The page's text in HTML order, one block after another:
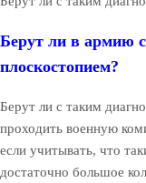
Берут ли в армию
плоскостопием?
Берут ли с таким
проходить военную
если учитывать, что
достаточно большое
Мы в России
Бесплатная